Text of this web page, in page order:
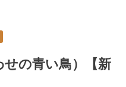
の青い鳥）【新